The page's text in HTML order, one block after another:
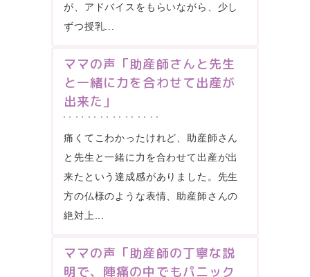
が、アドバイスをもらいながら、少し
ずつ授乳...
ママの声「助産師さんと先生
と一緒に力を合わせて出産が
出来た」
痛くてこわかったけれど、助産師さん
と先生と一緒に力を合わせて出産が出
来たという達成感がありました。先生
方の仏様のような表情、助産師さんの
絶対上...
ママの声「助産師の丁寧な説
明で、陣痛の中でもパニック